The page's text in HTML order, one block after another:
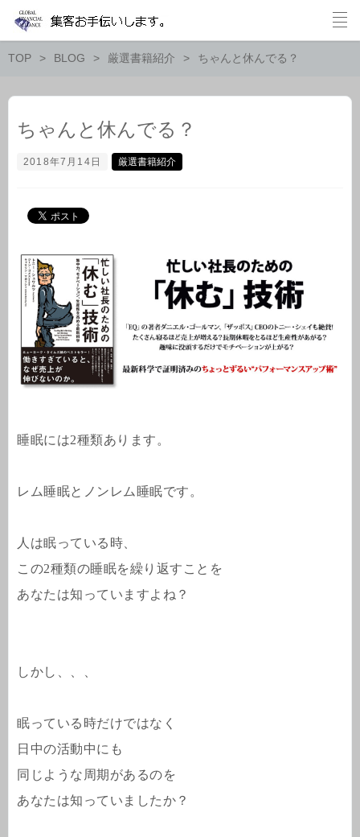
TOP BLOG 厳選書籍紹介 ちゃんと休んでる？
ちゃんと休んでる？
2018年7月14日 厳選書籍紹介
睡眠には2種類あります。
レム睡眠とノンレム睡眠です。
人は眠っている時、
この2種類の睡眠を繰り返すことを
あなたは知っていますよね？
しかし、、、
眠っている時だけではなく
日中の活動中にも
同じような周期があるのを
あなたは知っていましたか？